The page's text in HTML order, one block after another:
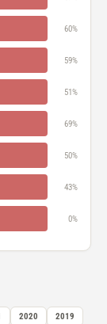
60%
59%
51%
69%
50%
43%
0%
2020
2019